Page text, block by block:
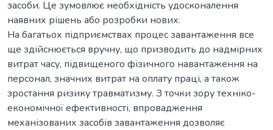
засоби. Це зумовлює необхідність удосконалення
наявних рішень або розробки нових.
На багатьох підприємствах процес завантаження все
ще здійснюється вручну, що призводить до надмірних
витрат часу, підвищеного фізичного навантаження на
персонал, значних витрат на оплату праці, а також
зростання ризику травматизму. З точки зору техніко-
економічної ефективності, впровадження
механізованих засобів завантаження дозволяє